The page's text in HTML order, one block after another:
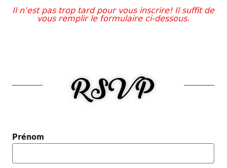
Il n’est pas trop tard pour vous inscrire! Il suffit de
vous remplir le formulaire ci-dessous.
RSVP
Prénom